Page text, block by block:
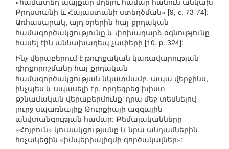
Քրդստանի և Հայաստանի ստեղծման» [9, с. 73-74]:
Առհասարակ, այդ օրերին հայ-քրդական
համագործակցությունը և փոխադարձ օգնությունը
հասել էին աննախադեպ չափերի [10, p. 324]:
Ինչ վերաբերում է թուրքական կառավարության
դիրքորոշմանը հայ-քրդական
համագործակցության նկատմամբ, ապա վերջինս,
ինչպես և սպասելի էր, որդեգրեց խիստ
թշնամական վերաբերմունք՝ դրա մեջ տեսնելով
լուրջ սպառնալիք Թուրքիայի ազգային
անվտանգության համար: Քեմալականները
«Հոյբուն» կուսակցությանը և նրա անդամներին
հռչակեցին «իմպերիալիզմի գործակալներ»: